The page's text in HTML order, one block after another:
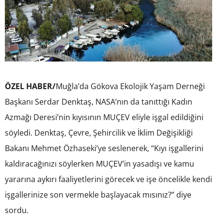
ÖZEL HABER/Muğla’da Gökova Ekolojik Yaşam Derneği
Başkanı Serdar Denktaş, NASA’nın da tanıttığı Kadın
Azmağı Deresi’nin kıyısının MUÇEV eliyle işgal edildiğini
söyledi. Denktaş, Çevre, Şehircilik ve İklim Değişikliği
Bakanı Mehmet Özhaseki’ye seslenerek, “Kıyı işgallerini
kaldıracağınızı söylerken MUÇEV’in yasadışı ve kamu
yararına aykırı faaliyetlerini görecek ve işe öncelikle kendi
işgallerinize son vermekle başlayacak mısınız?” diye
sordu.